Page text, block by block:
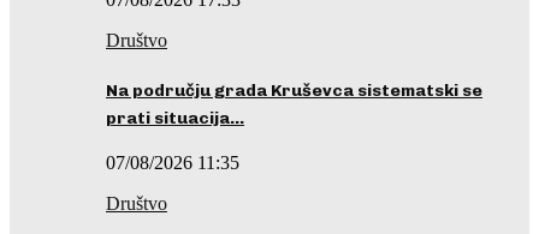
Društvo
Na području grada Kruševca sistematski se
prati situacija…
07/08/2026 11:35
Društvo